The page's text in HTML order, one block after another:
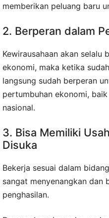
memberikan peluang baru
2. Berperan dalam
Kewirausahaan akan selalu
ekonomi, maka ketika
langsung sudah berperan
pertumbuhan ekonomi,
nasional.
3. Bisa Memiliki
Disuka
Bekerja sesuai dalam
sangat menyenangkan dan
penghasilan.